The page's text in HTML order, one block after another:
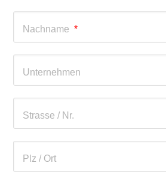
Nachname*
Unternehmen
Strasse / Nr.
Plz / Ort